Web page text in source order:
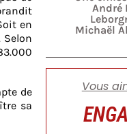
en
Selon
de
sa
André
Michaël
Vous